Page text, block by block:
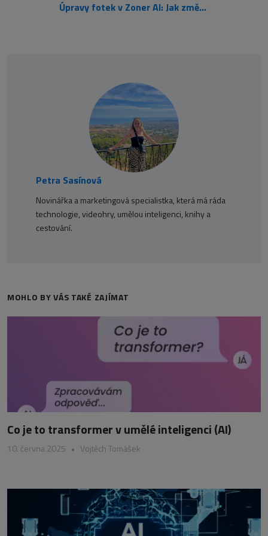
Úpravy fotek v Zoner AI: Jak změnit účes online zdarma
Petra Sasínová
Novinářka a marketingová specialistka, která má ráda
technologie, videohry, umělou inteligenci, knihy a
cestování.
MOHLO BY VÁS TAKÉ ZAJÍMAT
Co je to transformer v umělé inteligenci (AI)
10. června 2025 • Vojtěch Tomášek